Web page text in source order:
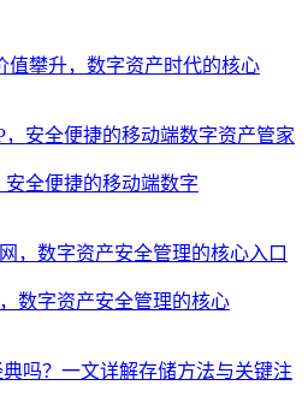
值攀升，数字资产时代的核心
安全便捷的移动端数字
数字资产安全管理的核心